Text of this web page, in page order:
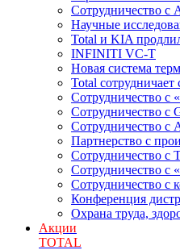
Сотрудничество
Научные
Total и KIA
INFINITI VC-T
Новая система
Total
Сотрудничество с
Сотрудничество c
Сотрудничество
Партнерство с
Сотрудничество
Сотрудничество с
Сотрудничество с
Конференция
Охрана труда,
Акции
TOTAL